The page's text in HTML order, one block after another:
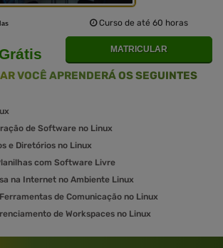
Curso de até 60 horas
MATRICULAR
VOCÊ APRENDERÁ OS SEGUINTES
de Software no Linux
e Diretórios no Linux
com Software Livre
na Internet no Ambiente Linux
de Comunicação no Linux
de Workspaces no Linux